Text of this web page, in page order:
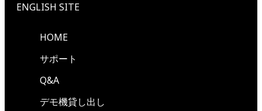
ENGLISH SITE
HOME
サポート
Q&A
デモ機貸し出し